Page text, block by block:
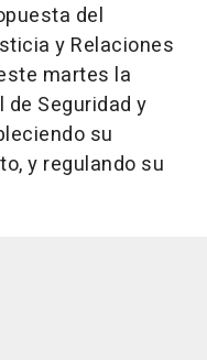
del
y Relaciones
martes la
Seguridad y
su
y regulando su